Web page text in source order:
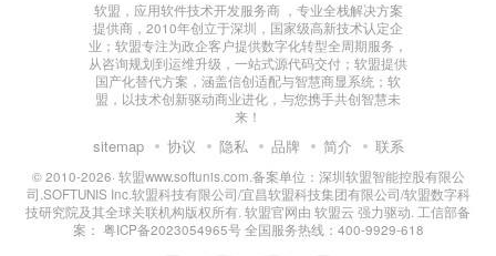
软盟，应用软件技术开发服务商 ，专业全栈解决方案
提供商，2010年创立于深圳，国家级高新技术认定企
业；软盟专注为政企客户提供数字化转型全周期服务，
从咨询规划到运维升级，一站式源代码交付；软盟提供
国产化替代方案，涵盖信创适配与智慧商显系统；软
盟，以技术创新驱动商业进化，与您携手共创智慧未
来！
sitemap 协议 隐私 品牌 简介 联系
© 2010-2026· 软盟www.softunis.com.备案单位：深圳软盟智能控股有限公
司.SOFTUNIS Inc.软盟科技有限公司/宜昌软盟科技集团有限公司/软盟数字科
技研究院及其全球关联机构版权所有 . 软盟官网由 软盟云 强力驱动. 工信部备
案： 粤ICP备2023054965号全国服务热线：400-9929-618